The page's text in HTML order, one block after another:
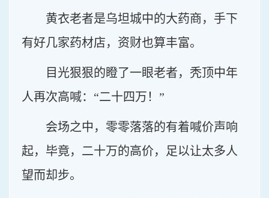
黄衣老者是乌坦城中的大药商，手下
有好几家药材店，资财也算丰富。
目光狠狠的瞪了一眼老者，秃顶中年
人再次高喊：“二十四万！”
会场之中，零零落落的有着喊价声响
起，毕竟，二十万的高价，足以让太多人
望而却步。